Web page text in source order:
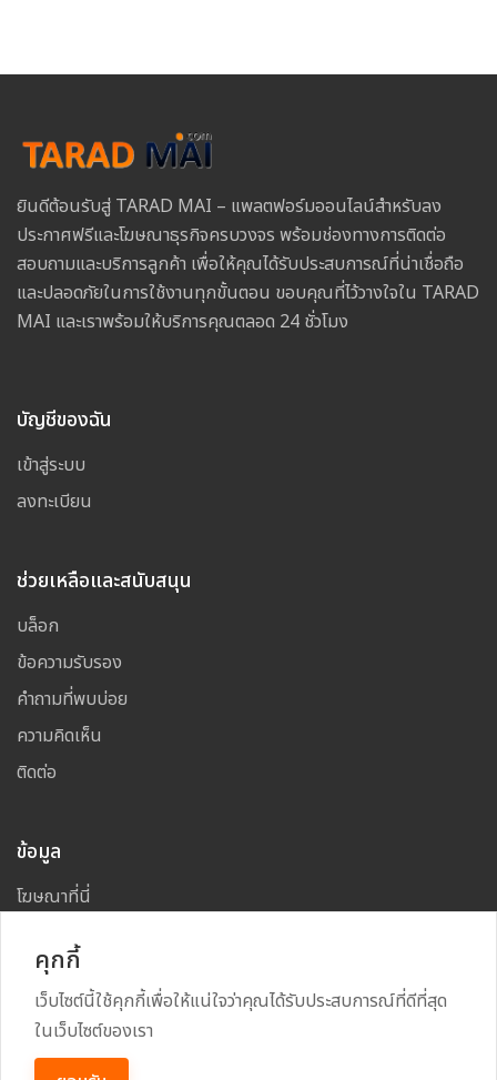
ยินดีต้อนรับสู่ TARAD MAI – แพลตฟอร์มออนไลน์สำหรับลง
ประกาศฟรีและโฆษณาธุรกิจครบวงจร พร้อมช่องทางการติดต่อ
สอบถามและบริการลูกค้า เพื่อให้คุณได้รับประสบการณ์ที่น่าเชื่อถือ
และปลอดภัยในการใช้งานทุกขั้นตอน ขอบคุณที่ไว้วางใจใน TARAD
MAI และเราพร้อมให้บริการคุณตลอด 24 ชั่วโมง
บัญชีของฉัน
เข้าสู่ระบบ
ลงทะเบียน
ช่วยเหลือและสนับสนุน
บล็อก
ข้อความรับรอง
คำถามที่พบบ่อย
ความคิดเห็น
ติดต่อ
ข้อมูล
โฆษณาที่นี่
Copyright2026
คุกกี้
เว็บไซต์นี้ใช้คุกกี้เพื่อให้แน่ใจว่าคุณได้รับประสบการณ์ที่ดีที่สุด
ในเว็บไซต์ของเรา